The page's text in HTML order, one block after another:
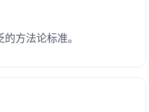
方法论标准。